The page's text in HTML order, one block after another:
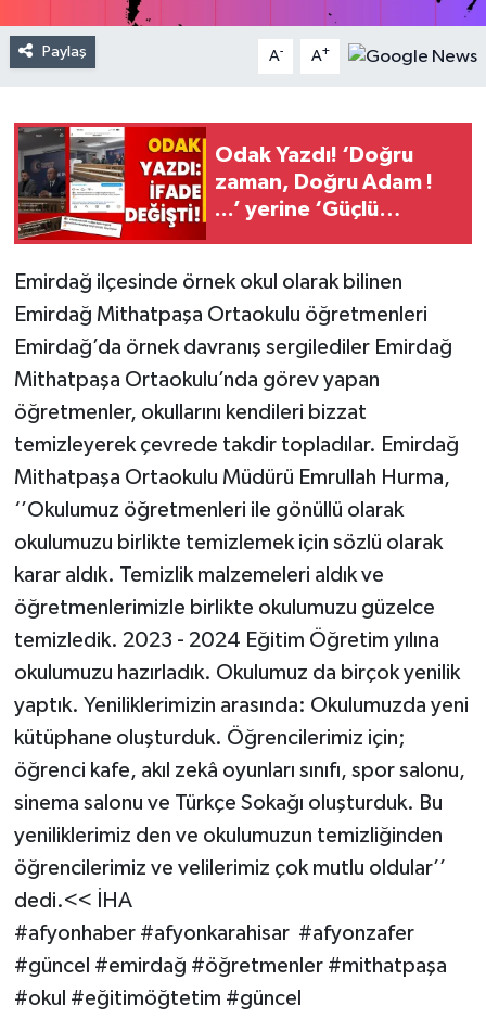
Paylaş A- A+
Odak Yazdı! ‘Doğru
zaman, Doğru Adam !
...’ yerine ‘Güçlü
Emirdağ ilçesinde örnek okul olarak bilinen
Emirdağ Mithatpaşa Ortaokulu öğretmenleri
Emirdağ’da örnek davranış sergilediler Emirdağ
Mithatpaşa Ortaokulu’nda görev yapan
öğretmenler, okullarını kendileri bizzat
temizleyerek çevrede takdir topladılar. Emirdağ
Mithatpaşa Ortaokulu Müdürü Emrullah Hurma,
‘’Okulumuz öğretmenleri ile gönüllü olarak
okulumuzu birlikte temizlemek için sözlü olarak
karar aldık. Temizlik malzemeleri aldık ve
öğretmenlerimizle birlikte okulumuzu güzelce
temizledik. 2023 - 2024 Eğitim Öğretim yılına
okulumuzu hazırladık. Okulumuz da birçok yenilik
yaptık. Yeniliklerimizin arasında: Okulumuzda yeni
kütüphane oluşturduk. Öğrencilerimiz için;
öğrenci kafe, akıl zekâ oyunları sınıfı, spor salonu,
sinema salonu ve Türkçe Sokağı oluşturduk. Bu
yeniliklerimiz den ve okulumuzun temizliğinden
öğrencilerimiz ve velilerimiz çok mutlu oldular’’
dedi.<< İHA
#afyonhaber #afyonkarahisar #afyonzafer
#güncel #emirdağ #öğretmenler #mithatpaşa
#okul #eğitimöğtetim #güncel